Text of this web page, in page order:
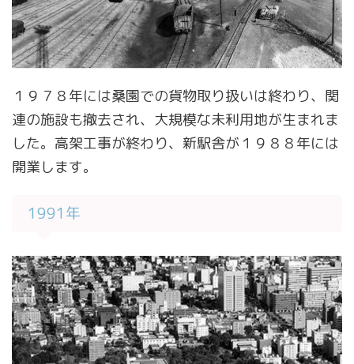
１９７８年には桑園での貨物取り扱いは終わり、関
連の施設も撤去され、大規模な未利用地が生まれま
した。高架工事が終わり、新駅舎が１９８８年には
開業します。
1991年